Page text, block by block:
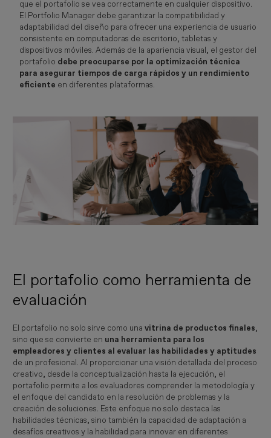
que el portafolio se vea correctamente en cualquier dispositivo.
El Portfolio Manager debe garantizar la compatibilidad y
adaptabilidad del diseño para ofrecer una experiencia de usuario
consistente en computadoras de escritorio, tabletas y
dispositivos móviles. Además de la apariencia visual, el gestor del
portafolio debe preocuparse por la optimización técnica
para asegurar tiempos de carga rápidos y un rendimiento
eficiente en diferentes plataformas.
El portafolio como herramienta de
evaluación
El portafolio no solo sirve como unavitrina de productos finales,
sino que se convierte en una herramienta para los
empleadores y clientes al evaluar las habilidades y aptitudes
de un profesional. Al proporcionar una visión detallada del proceso
creativo, desde la conceptualización hasta la ejecución, el
portafolio permite a los evaluadores comprender la metodología y
el enfoque del candidato en la resolución de problemas y la
creación de soluciones. Este enfoque no solo destaca las
habilidades técnicas, sino también la capacidad de adaptación a
desafíos creativos y la habilidad para innovar en diferentes